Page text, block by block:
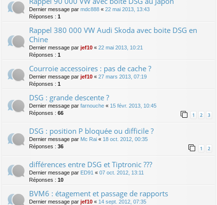
Dernier message par mdc888 « 22 mai 2013, 13:43
Réponses : 1
Rappel 380 000 VW Audi Skoda avec boite DSG en
Chine
Dernier message par jef10 « 22 mai 2013, 10:21
Réponses : 1
Courroie accessoires : pas de cache ?
Dernier message par jef10 « 27 mars 2013, 07:19
Réponses : 1
DSG : grande descente ?
Dernier message par farnouche « 15 févr. 2013, 10:45
Réponses : 66 1 2 3
DSG : position P bloquée ou difficile ?
Dernier message par Mc Rai « 18 oct. 2012, 00:35
Réponses : 36 1 2
différences entre DSG et Tiptronic ???
Dernier message par ED91 « 07 oct. 2012, 13:11
Réponses : 10
BVM6 : étagement et passage de rapports
Dernier message par jef10 « 14 sept. 2012, 07:35